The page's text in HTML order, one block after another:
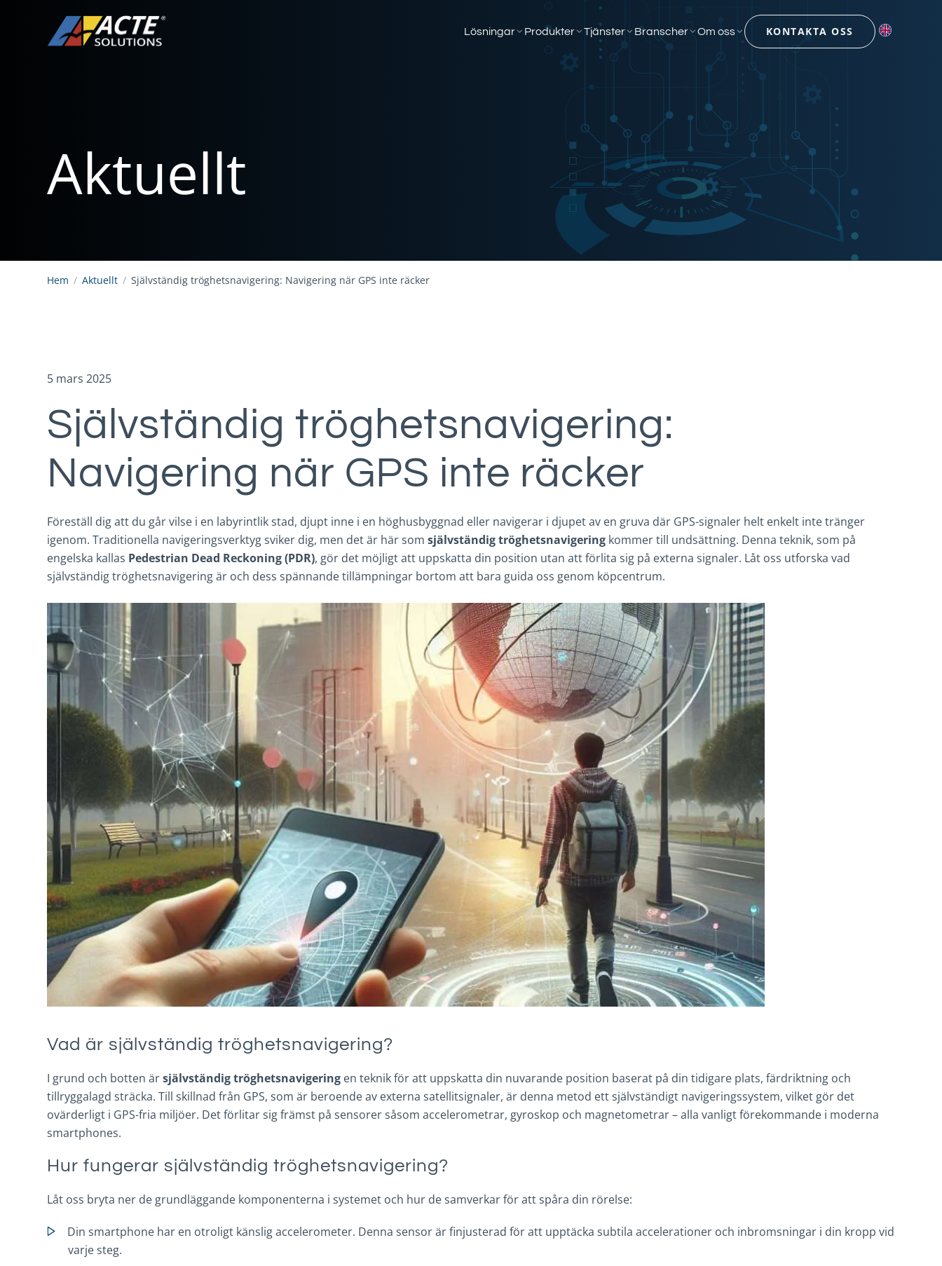
Lösningar Produkter Tjänster Branscher Om oss KONTAKTA OSS
Aktuellt
Hem / Aktuellt / Självständig tröghetsnavigering: Navigering när GPS inte räcker
5 mars 2025
Självständig tröghetsnavigering:
Navigering när GPS inte räcker
Föreställ dig att du går vilse i en labyrintlik stad, djupt inne i en höghusbyggnad eller navigerar i djupet av en gruva där GPS-signaler helt enkelt inte tränger
igenom. Traditionella navigeringsverktyg sviker dig, men det är här somsjälvständig tröghetsnavigering kommer till undsättning. Denna teknik, som på
engelska kallas Pedestrian Dead Reckoning (PDR), gör det möjligt att uppskatta din position utan att förlita sig på externa signaler. Låt oss utforska vad
självständig tröghetsnavigering är och dess spännande tillämpningar bortom att bara guida oss genom köpcentrum.
Vad är självständig tröghetsnavigering?
I grund och botten ärsjälvständig tröghetsnavigering en teknik för att uppskatta din nuvarande position baserat på din tidigare plats, färdriktning och
tillryggalagd sträcka. Till skillnad från GPS, som är beroende av externa satellitsignaler, är denna metod ett självständigt navigeringssystem, vilket gör det
ovärderligt i GPS-fria miljöer. Det förlitar sig främst på sensorer såsom accelerometrar, gyroskop och magnetometrar – alla vanligt förekommande i moderna
smartphones.
Hur fungerar självständig tröghetsnavigering?
Låt oss bryta ner de grundläggande komponenterna i systemet och hur de samverkar för att spåra din rörelse:
Din smartphone har en otroligt känslig accelerometer. Denna sensor är finjusterad för att upptäcka subtila accelerationer och inbromsningar i din kropp vid
varje steg.